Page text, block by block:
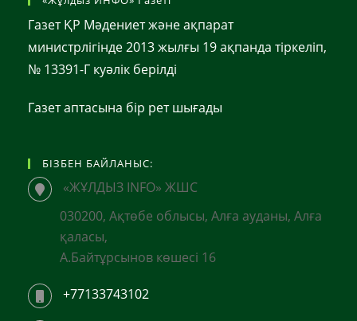
Газет ҚР Мәдениет және ақпарат
министрлігінде 2013 жылғы 19 ақпанда тіркеліп,
№ 13391-Г куәлік берілді
Газет аптасына бір рет шығады
БІЗБЕН БАЙЛАНЫС:
«ЖҰЛДЫЗ INFO» ЖШС
030200, Ақтөбе облысы, Алға ауданы, Алға
қаласы,
А.Байтұрсынов көшесі 16
+77133743102